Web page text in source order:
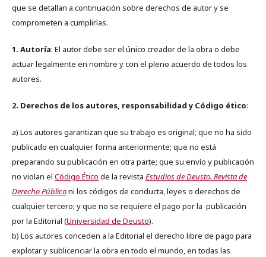
que se detallan a continuación sobre derechos de autor y se
comprometen a cumplirlas.
1. Autoría: El autor debe ser el único creador de la obra o debe
actuar legalmente en nombre y con el pleno acuerdo de todos los
autores.
2. Derechos de los autores, responsabilidad y Código ético:
a) Los autores garantizan que su trabajo es original; que no ha sido
publicado en cualquier forma anteriormente; que no está
preparando su publicación en otra parte; que su envío y publicación
no violan el Código Ético de la revista Estudios de Deusto. Revista de
Derecho Públiconi los códigos de conducta, leyes o derechos de
cualquier tercero; y que no se requiere el pago por la publicación
por la Editorial (Universidad de Deusto).
b) Los autores conceden a la Editorial el derecho libre de pago para
explotar y sublicenciar la obra en todo el mundo, en todas las